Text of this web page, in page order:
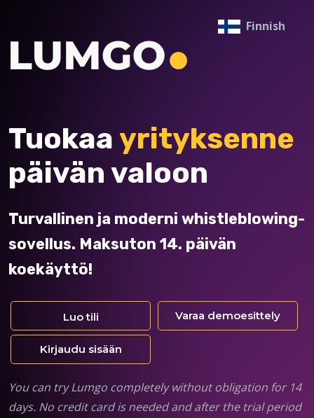
Finnish
Tuokaa yrityksenne ​​
päivän valoon
Turvallinen ja moderni whistleblowing-
sovellus. Maksuton 14. päivän
koekäyttö!
Luo tili Varaa demoesittely
Kirjaudu sisään
You can try Lumgo completely without obligation for 14
days. No credit card is needed and after the trial period